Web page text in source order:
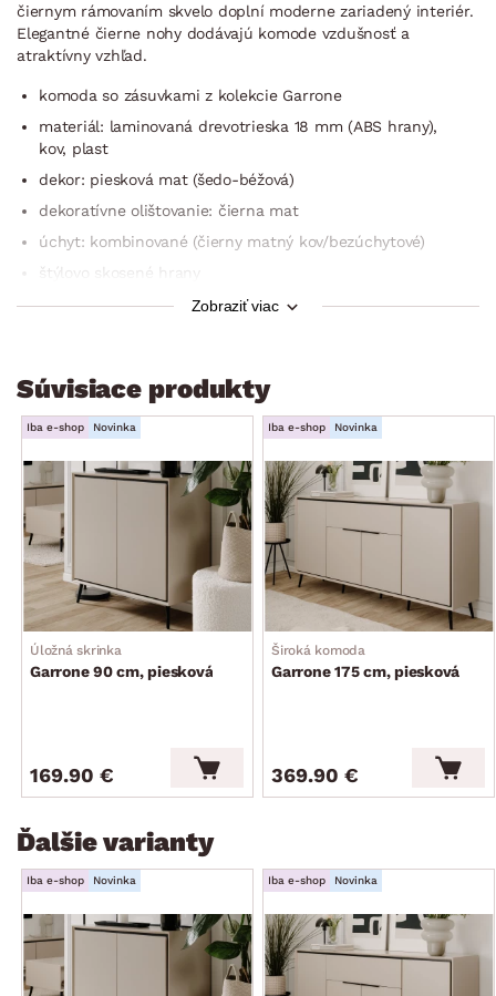
čiernym rámovaním skvelo doplní moderne zariadený interiér.
Elegantné čierne nohy dodávajú komode vzdušnosť a
atraktívny vzhľad.
komoda so zásuvkami z kolekcie Garrone
materiál: laminovaná drevotrieska 18 mm (ABS hrany),
kov, plast
dekor: piesková mat (šedo-béžová)
dekoratívne olištovanie: čierna mat
úchyt: kombinované (čierny matný kov/bezúchytové)
štýlovo skosené hrany
mechanizmus Soft Close: tlmené dovieranie dverí
moderný štýl
šírka: 135 cm
3 x zásuvka (kovové bočné pojazdy)
1 x pravé dvere (úložný priestor, 2 x police)
horná plocha: 135×38 cm
zadné ukotvenie k stene
stabilná
dodávané v demonte
Zobraziť viac
Súvisiace produkty
Iba e-shop Novinka
Úložná skrinka
Garrone 90 cm, piesková
169.90 €
Iba e-shop Novinka
Široká komoda
Garrone 175 cm, piesková
369.90 €
Ďalšie varianty
Iba e-shop Novinka Iba e-shop Novinka